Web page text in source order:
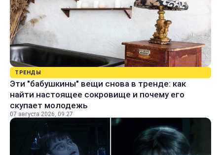
ТРЕНДЫ
Эти "бабушкины" вещи снова в тренде: как
найти настоящее сокровище и почему его
скупает молодежь
07 августа 2026, 09:27